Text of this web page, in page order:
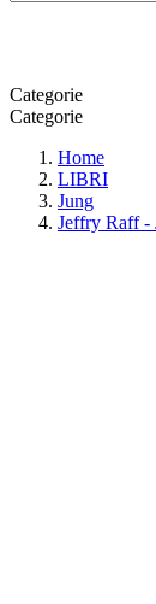
Categorie
Categorie
Home
LIBRI
Jung
Jeffry Raff -